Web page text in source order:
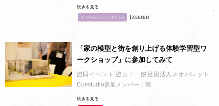
続きを見る
リノベーションインタビュー ┃2021/11/11
「家の模型と街を創り上げる体験学習型ワ
ークショップ」に参加してみて
協同イベント 協力：一般社団法人ネオパレット
Cuestudio参加メンバー：菊
続きを見る